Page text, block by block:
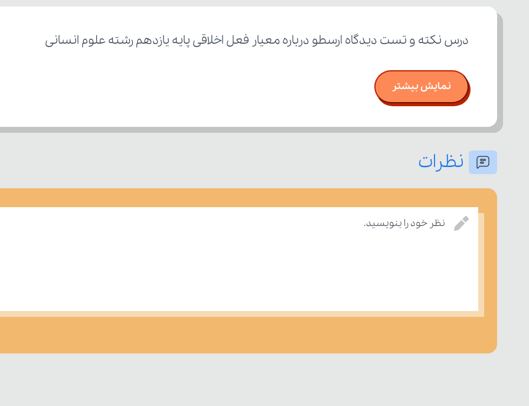
درس نکته و تست دیدگاه ارسطو درباره معیار فعل اخلاقی پایه یازدهم رشته علوم انسانی
نمایش بیشتر
نظرات
نظر خود را بنویسید.